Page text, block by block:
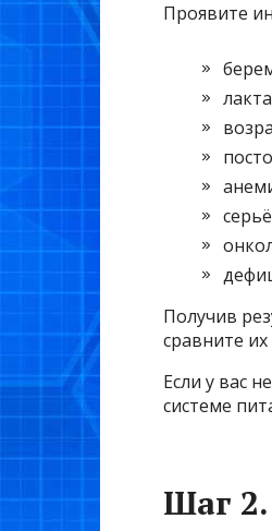
Проявите
Получив
сравните
Если у вас
системе
Шаг